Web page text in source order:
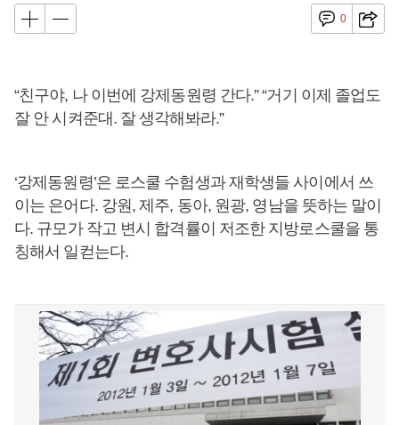
0
“친구야, 나 이번에 강제동원령 간다.” “거기 이제 졸업도
잘 안 시켜준대. 잘 생각해봐라.”
‘강제동원령’은 로스쿨 수험생과 재학생들 사이에서 쓰
이는 은어다. 강원, 제주, 동아, 원광, 영남을 뜻하는 말이
다. 규모가 작고 변시 합격률이 저조한 지방로스쿨을 통
칭해서 일컫는다.